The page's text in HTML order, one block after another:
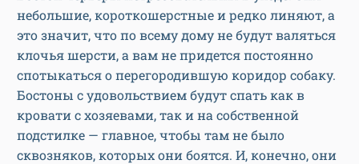
небольшие, короткошерстные и редко линяют, а
это значит, что по всему дому не будут валяться
клочья шерсти, а вам не придется постоянно
спотыкаться о перегородившую коридор собаку.
Бостоны с удовольствием будут спать как в
кровати с хозяевами, так и на собственной
подстилке — главное, чтобы там не было
сквозняков, которых они боятся. И, конечно, они